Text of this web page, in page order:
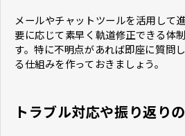
メールやチャットツールを活用して
要に応じて素早く軌道修正できる体
す。特に不明点があれば即座に質問
る仕組みを作っておきましょう。
トラブル対応や振り返り